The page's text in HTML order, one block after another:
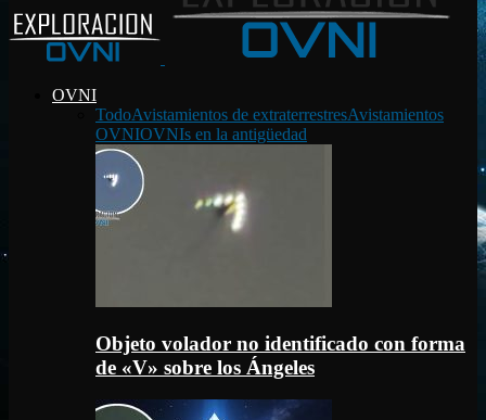
OVNI
TodoAvistamientos de extraterrestresAvistamientos
OVNIOVNIs en la antigüedad
Objeto volador no identificado con forma
de «V» sobre los Ángeles